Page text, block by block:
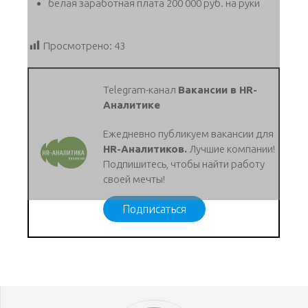
белая заработная плата 200 000 руб. на руки
Просмотрено: 43
Telegram-канал Вакансии в HR-
Аналитике
Ежедневно публикуем вакансии для
HR-Аналитиков. Лучшие компании!
Подпишитесь, чтобы найти работу
своей мечты!
Подписаться